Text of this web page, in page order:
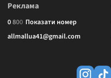
Реклама
0800 Показати номер
allmallua41@gmail.com